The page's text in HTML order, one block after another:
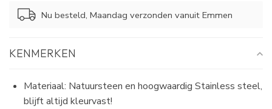
Nu besteld, Maandag verzonden vanuit Emmen
KENMERKEN
Materiaal: Natuursteen en hoogwaardig Stainless steel,
blijft altijd kleurvast!